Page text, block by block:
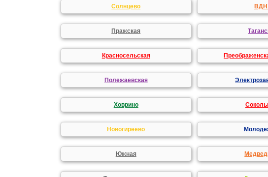
Солнцево
Пражская
Красносельская
Полежаевская
Ховрино
Новогиреево
Южная